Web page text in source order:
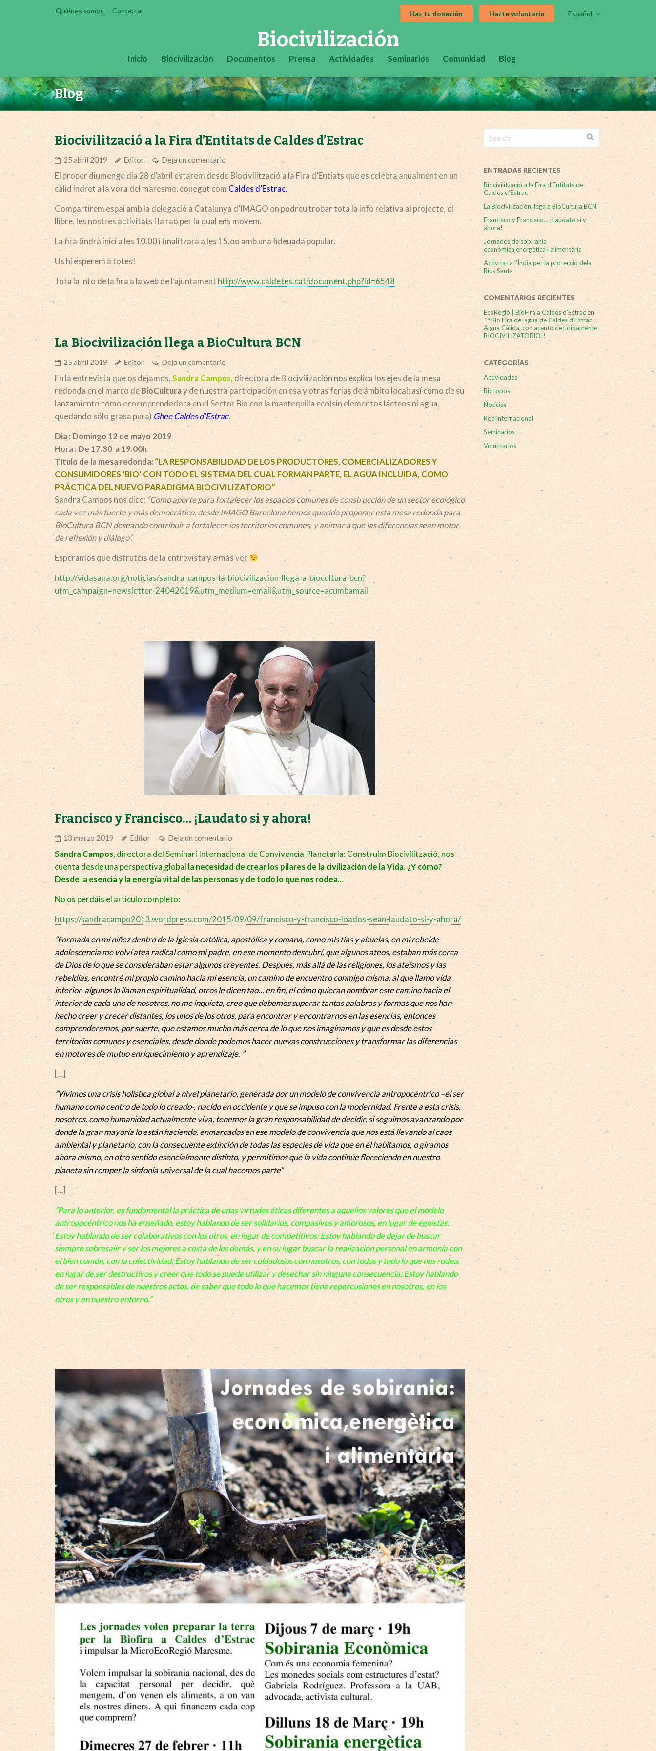
Quiénes somos Contactar Haz tu donación Hazte voluntario Español
Biocivilización
Inicio Biocivilización Documentos Prensa Actividades Seminarios Comunidad Blog
Blog
Biocivilització a la Fira d’Entitats de Caldes d’Estrac
25 abril 2019 Editor Deja un comentario
El proper diumenge dia 28 d’abril estarem desde Biocivilització a la Fira d’Entiats que es celebra anualment en un
càlid indret a la vora del maresme, conegut com Caldes d’Estrac.
Compartirem espai amb la delegació a Catalunya d’IMAGO on podreu trobar tota la info relativa al projecte, el
llibre, les nostres activitats i la raó per la qual ens movem.
La fira tindrà inici a les 10.00 i finalitzarà a les 15.oo amb una fideuada popular.
Us hi esperem a totes!
Tota la info de la fira a la web de l’ajuntament http://www.caldetes.cat/document.php?id=6548
La Biocivilización llega a BioCultura BCN
25 abril 2019 Editor Deja un comentario
En la entrevista que os dejamos,Sandra Campos,directora de Biocivilización nos explica los ejes de la mesa
redonda en el marco deBioCulturay de nuestra participación en esa y otras ferias de ámbito local; así como de su
lanzamiento como ecoemprendedora en el Sector Bio con la mantequilla eco(sin elementos lácteos ni agua,
quedando sólo grasa pura)Ghee Caldes d’Estrac.
Dia : Domingo 12 de mayo 2019
Hora : De 17.30 a 19.00h
Título de la mesa redonda:“LA RESPONSABILIDAD DE LOS PRODUCTORES, COMERCIALIZADORES Y
CONSUMIDORES ‘BIO’ CON TODO EL SISTEMA DEL CUAL FORMAN PARTE, EL AGUA INCLUIDA, COMO
PRÁCTICA DEL NUEVO PARADIGMA BIOCIVILIZATORIO”
Sandra Campos nos dice: “Como aporte para fortalecer los espacios comunes de construcción de un sector ecológico
cada vez más fuerte y más democrático, desde IMAGO Barcelona hemos querido proponer esta mesa redonda para
BioCultura BCN deseando contribuir a fortalecer los territorios comunes, y animar a que las diferencias sean motor
de reflexión y diálogo”.
Esperamos que disfrutéis de la entrevista y a más ver
http://vidasana.org/noticias/sandra-campos-la-biocivilizacion-llega-a-biocultura-bcn?
utm_campaign=newsletter-24042019&utm_medium=email&utm_source=acumbamail
Francisco y Francisco… ¡Laudato si y ahora!
13 marzo 2019 Editor Deja un comentario
Sandra Campos, directora del Seminari Internacional de Convivencia Planetaria: Construim Biocivilització, nos
cuenta desde una perspectiva global la necesidad de crear los pilares de la civilización de la Vida. ¿Y cómo?
Desde la esencia y la energía vital de las personas y de todo lo que nos rodea…
No os perdáis el articulo completo:
https://sandracampo2013.wordpress.com/2015/09/09/francisco-y-francisco-loados-sean-laudato-si-y-ahora/
”Formada en mi niñez dentro de la Iglesia católica, apostólica y romana, como mis tías y abuelas, en mi rebelde
adolescencia me volví atea radical como mi padre, en ese momento descubrí, que algunos ateos, estaban más cerca
de Dios de lo que se consideraban estar algunos creyentes. Después, más allá de las religiones, los ateísmos y las
rebeldías, encontré mi propio camino hacia mi esencia, un camino de encuentro conmigo misma, al que llamo vida
interior, algunos lo llaman espiritualidad, otros le dicen tao… en fin, el cómo quieran nombrar este camino hacia el
interior de cada uno de nosotros, no me inquieta, creo que debemos superar tantas palabras y formas que nos han
hecho creer y crecer distantes, los unos de los otros, para encontrar y encontrarnos en las esencias, entonces
comprenderemos, por suerte, que estamos mucho más cerca de lo que nos imaginamos y que es desde estos
territorios comunes y esenciales, desde donde podemos hacer nuevas construcciones y transformar las diferencias
en motores de mutuo enriquecimiento y aprendizaje. ”
[…]
”Vivimos una crisis holística global a nivel planetario, generada por un modelo de convivencia antropocéntrico –el ser
humano como centro de todo lo creado-, nacido en occidente y que se impuso con la modernidad. Frente a esta crisis,
nosotros, como humanidad actualmente viva, tenemos la gran responsabilidad de decidir, si seguimos avanzando por
donde la gran mayoría lo están haciendo, enmarcados en ese modelo de convivencia que nos está llevando al caos
ambiental y planetario, con la consecuente extinción de todas las especies de vida que en él habitamos, o giramos
ahora mismo, en otro sentido esencialmente distinto, y permitimos que la vida continúe floreciendo en nuestro
planeta sin romper la sinfonía universal de la cual hacemos parte”
[…]
”Para lo anterior, es fundamental la práctica de unas virtudes éticas diferentes a aquellos valores que el modelo
antropocéntrico nos ha enseñado, estoy hablando de ser solidarios, compasivos y amorosos, en lugar de egoístas;
Estoy hablando de ser colaborativos con los otros, en lugar de competitivos; Estoy hablando de dejar de buscar
siempre sobresalir y ser los mejores a costa de los demás, y en su lugar buscar la realización personal en armonía con
el bien común, con la colectividad; Estoy hablando de ser cuidadosos con nosotros, con todos y todo lo que nos rodea,
en lugar de ser destructivos y creer que todo se puede utilizar y desechar sin ninguna consecuencia; Estoy hablando
de ser responsables de nuestros actos, de saber que todo lo que hacemos tiene repercusiones en nosotros, en los
otros y en nuestro entorno.”
Search
for:
ENTRADAS RECIENTES
Biocivilització a la Fira d’Entitats de
Caldes d’Estrac
La Biocivilización llega a BioCultura BCN
Francisco y Francisco… ¡Laudato si y
ahora!
Jornades de sobirania
econòmica,energètica i alimentària
Activitat a l’Índia per la protecció dels
Rius Sants
COMENTARIOS RECIENTES
EcoRegió | BioFira a Caldes d’Estracen
1ª Bio Fira del agua de Caldes d’Estrac :
Aigua Càlida, con acento decididamente
BIOCIVILIZATORIO!!
CATEGORÍAS
Actividades
Biotopos
Noticias
Red internacional
Seminarios
Voluntarios